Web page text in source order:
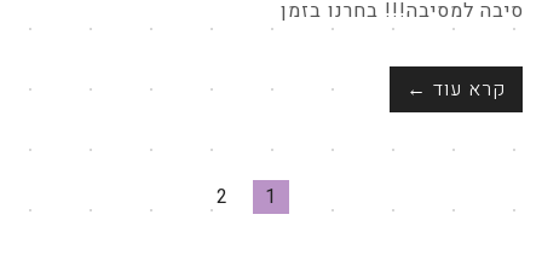
סיבה למסיבה!!! בחרנו בזמן
קרא עוד ←
1
2